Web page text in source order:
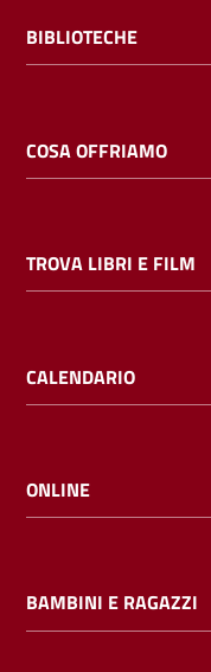
Bambini
E
l
i
cataloghi
BIBLIOTECHE
COSA OFFRIAMO
TROVA LIBRI E FILM
CALENDARIO
ONLINE
BAMBINI E RAGAZZI